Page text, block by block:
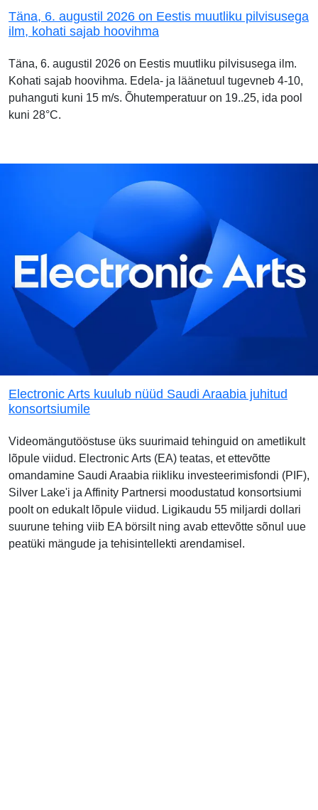
Täna, 6. augustil 2026 on Eestis muutliku pilvisusega
ilm, kohati sajab hoovihma
Täna, 6. augustil 2026 on Eestis muutliku pilvisusega ilm.
Kohati sajab hoovihma. Edela- ja läänetuul tugevneb 4-10,
puhanguti kuni 15 m/s. Õhutemperatuur on 19..25, ida pool
kuni 28°C.
Electronic Arts kuulub nüüd Saudi Araabia juhitud
konsortsiumile
Videomängutööstuse üks suurimaid tehinguid on ametlikult
lõpule viidud. Electronic Arts (EA) teatas, et ettevõtte
omandamine Saudi Araabia riikliku investeerimisfondi (PIF),
Silver Lake'i ja Affinity Partnersi moodustatud konsortsiumi
poolt on edukalt lõpule viidud. Ligikaudu 55 miljardi dollari
suurune tehing viib EA börsilt ning avab ettevõtte sõnul uue
peatüki mängude ja tehisintellekti arendamisel.